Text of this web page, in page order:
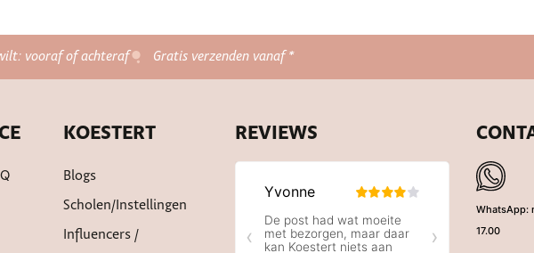
vooraf of achteraf Gratis verzenden vanaf *
KOESTERT
Blogs
Scholen/instellingen
Influencers /
REVIEWS
WhatsApp:
17.00